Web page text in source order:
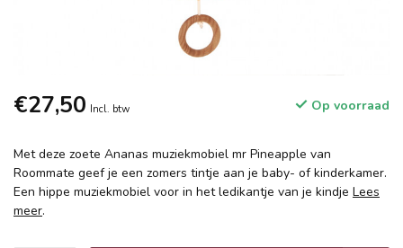
€27,50 Incl. btw Op voorraad
Met deze zoete Ananas muziekmobiel mr Pineapple van
Roommate geef je een zomers tintje aan je baby- of kinderkamer.
Een hippe muziekmobiel voor in het ledikantje van je kindje Lees
meer.